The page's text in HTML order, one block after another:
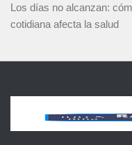
Los días no alcanzan:
cotidiana afecta la salud